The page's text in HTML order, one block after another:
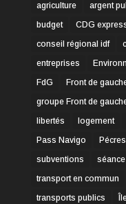
agriculture argent
budget
CDG
conseil régional idf
entreprises
FdG
Front de
groupe Front de
libertés
logement
Pass Navigo
subventions
séance
transport en commun
transports publics